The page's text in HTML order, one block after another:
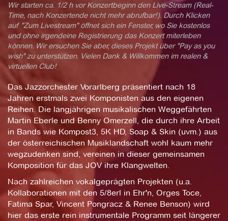
Wir starten ca. 1/2 h vor Konzertbeginn den Live-Stream (Real-
Time, nach Konzertende nicht mehr abrufbar!). Durch Klicken
auf "Zum Livestream" öffnet sich ein Fenster, wo Sie kostenlos
und ohne irgendeine Registrierung das Konzert miterleben
können. Wir ersuchen Sie aber, dieses Projekt über "Pay as you
wish" zu unterstützen. Vielen Dank & Willkommen im realen &
virtuellen Club!
Das Jazzorchester Vorarlberg präsentiert nach 18
Jahren erstmals zwei Komponisten aus den eigenen
Reihen. Die langjährigen musikalischen Weggefährten
Martin Eberle und Benny Omerzell, die durch ihre Arbeit
in Bands wie Kompost3, 5K HD, Soap & Skin (uvm.) aus
der österreichischen Musiklandschaft wohl kaum mehr
wegzudenken sind, vereinen in dieser gemeinsamen
Komposition für das JOV ihre Klangwelten.
Nach zahlreichen vokalgeprägten Projekten (u.a.
Kollaborationen mit den 5/8erl in Ehr'n, Orges Toce,
Fatima Spar, Vincent Pongracz & Renee Benson) wird
hier das erste rein instrumentale Programm seit längerer